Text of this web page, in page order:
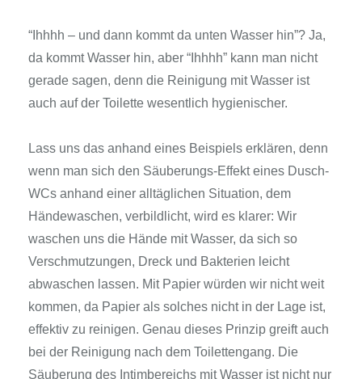
“Ihhhh – und dann kommt da unten Wasser hin”? Ja,
da kommt Wasser hin, aber “Ihhhh” kann man nicht
gerade sagen, denn die Reinigung mit Wasser ist
auch auf der Toilette wesentlich hygienischer.
Lass uns das anhand eines Beispiels erklären, denn
wenn man sich den Säuberungs-Effekt eines Dusch-
WCs anhand einer alltäglichen Situation, dem
Händewaschen, verbildlicht, wird es klarer: Wir
waschen uns die Hände mit Wasser, da sich so
Verschmutzungen, Dreck und Bakterien leicht
abwaschen lassen. Mit Papier würden wir nicht weit
kommen, da Papier als solches nicht in der Lage ist,
effektiv zu reinigen. Genau dieses Prinzip greift auch
bei der Reinigung nach dem Toilettengang. Die
Säuberung des Intimbereichs mit Wasser ist nicht nur